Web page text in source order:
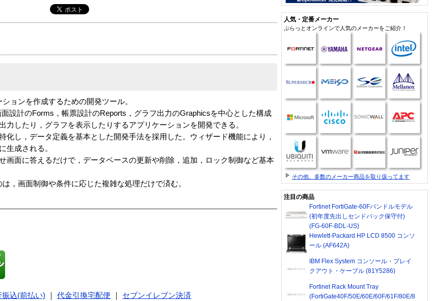
ョンを作成するための開発ツール。
設計のForms，帳票設計のReports，グラフ出力のGraphicsを中心とした構成
力したり，グラフを表示したりするアプリケーションを開発できる。
化し，データ定義を基本とした開発手法を採用した。ウィザード機能により，
生成される。
画面に答えるだけで，データベースの更新や削除，追加，ロック制御など基本
，画面制御や条件に応じた複雑な処理だけで済む。
振込(前払い) 代金引換宅配便
セブンイレブン決済
人気・定番メーカー
ぷらっとオンラインで人気のメーカーをご紹介！
その他、多数のメーカー商品を取り扱ってます
注目の商品
Fortinet FortiGate-60Fバンドルモデル
(初年度先出しセンドバック保守付)
(FG-60F-BDL-US)
Hewlett-Packard HP LCD 8500 コンソ
ール (AF642A)
IBM Flex System コンソール・ブレイ
クアウト・ケーブル (81Y5286)
Fortinet Rack Mount Tray
(FortiGate40F/50E/60E/60F/61F/80E/8